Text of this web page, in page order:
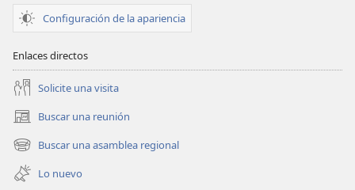
Configuración de la apariencia
Enlaces directos
Solicite una visita
Buscar una reunión
(abre
una
nueva
ventana)
Buscar una asamblea regional
(abre
una
nueva
Lo nuevo